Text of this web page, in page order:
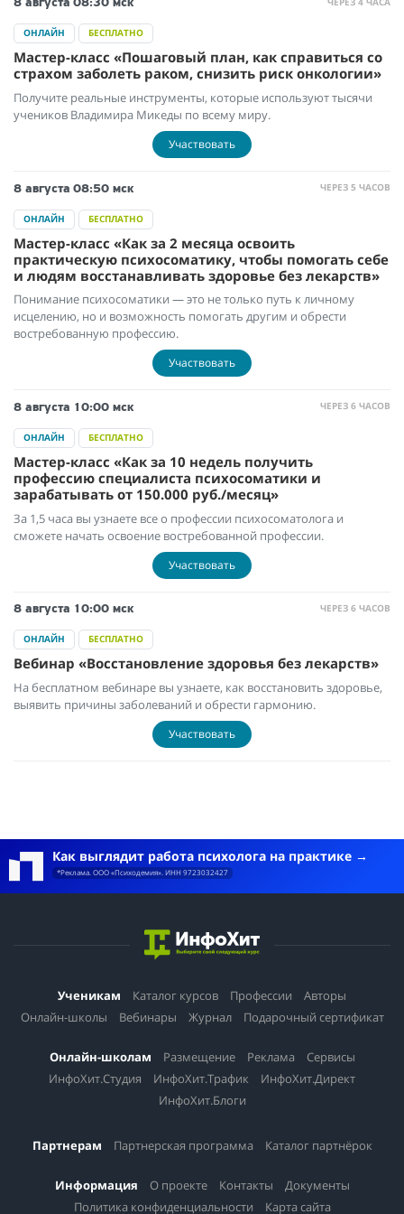
8 августа 08:30 мск
ОНЛАЙН БЕСПЛАТНО
Мастер-класс «Пошаговый план, как справиться со
страхом заболеть раком, снизить риск онкологии»
Получите реальные инструменты, которые используют тысячи
учеников Владимира Микеды по всему миру.
Участвовать
ЧЕРЕЗ 5 ЧАСОВ
8 августа 08:50 мск
ОНЛАЙН БЕСПЛАТНО
Мастер-класс «Как за 2 месяца освоить
практическую психосоматику, чтобы помогать себе
и людям восстанавливать здоровье без лекарств»
Понимание психосоматики — это не только путь к личному
исцелению, но и возможность помогать другим и обрести
востребованную профессию.
Участвовать
ЧЕРЕЗ 6 ЧАСОВ
8 августа 10:00 мск
ОНЛАЙН БЕСПЛАТНО
Мастер-класс «Как за 10 недель получить
профессию специалиста психосоматики и
зарабатывать от 150.000 руб./месяц»
За 1,5 часа вы узнаете все о профессии психосоматолога и
сможете начать освоение востребованной профессии.
Участвовать
ЧЕРЕЗ 6 ЧАСОВ
8 августа 10:00 мск
ОНЛАЙН БЕСПЛАТНО
Вебинар «Восстановление здоровья без лекарств»
На бесплатном вебинаре вы узнаете, как восстановить здоровье,
выявить причины заболеваний и обрести гармонию.
Участвовать
Как выглядит работа психолога на практике
*Реклама. ООО «Психодемия». ИНН 9723032427
Ученикам Каталог курсов Профессии
Авторы
Онлайн-школы
Вебинары Журнал Подарочный сертификат
Онлайн-школам Размещение Реклама
Сервисы
ИнфоХит.Студия
ИнфоХит.Трафик
ИнфоХит.Директ
ИнфоХит.Блоги
Партнерам Партнерская программа Каталог партнёрок
Информация О проекте Контакты
Документы
Политика конфиденциальности
Карта сайта